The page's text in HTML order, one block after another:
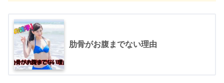
肋骨がお腹までない理由